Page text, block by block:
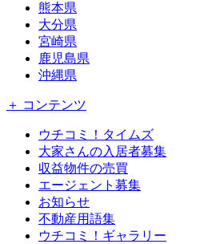
熊本県
大分県
宮崎県
鹿児島県
沖縄県
＋ コンテンツ
ウチコミ！タイムズ
大家さんの入居者募集
収益物件の売買
エージェント募集
お知らせ
不動産用語集
ウチコミ！ギャラリー